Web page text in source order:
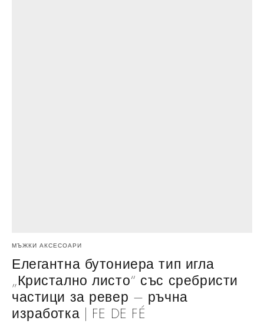
МЪЖКИ АКСЕСОАРИ
Елегантна бутониера тип игла
„Кристално листо“ със сребристи
частици за ревер – ръчна
изработка | FE DE FÉ